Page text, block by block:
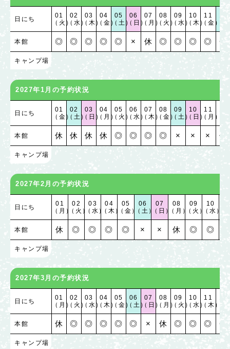
日にち
01
（火）
02
（水）
03
（木）
04
（金）
05
（土）
06
（日）
07
（月）
08
（火）
09
（水）
10
（木）
11
（金）（
本館 ◎ ◎ ◎ ◎ ◎ × 休 ◎ ◎ ◎ ◎ ◎
キャンプ場
2027年1月の予約状況
日にち
01
（金）
02
（土）
03
（日）
04
（月）
05
（火）
06
（水）
07
（木）
08
（金）
09
（土）
10
（日）
11
（月）（
本館 休 休 休 休 ◎ ◎ ◎ ◎ × × × 休
キャンプ場
2027年2月の予約状況
日にち
01
（月）
02
（火）
03
（水）
04
（木）
05
（金）
06
（土）
07
（日）
08
（月）
09
（火）
10
（水）
本館 休 ◎ ◎ ◎ ◎ × × 休 ◎ ◎
キャンプ場
2027年3月の予約状況
日にち
01
（月）
02
（火）
03
（水）
04
（木）
05
（金）
06
（土）
07
（日）
08
（月）
09
（火）
10
（水）
11
（木）（
本館 休 ◎ ◎ ◎ ◎ ◎ × 休 ◎ ◎ ◎ ◎
キャンプ場